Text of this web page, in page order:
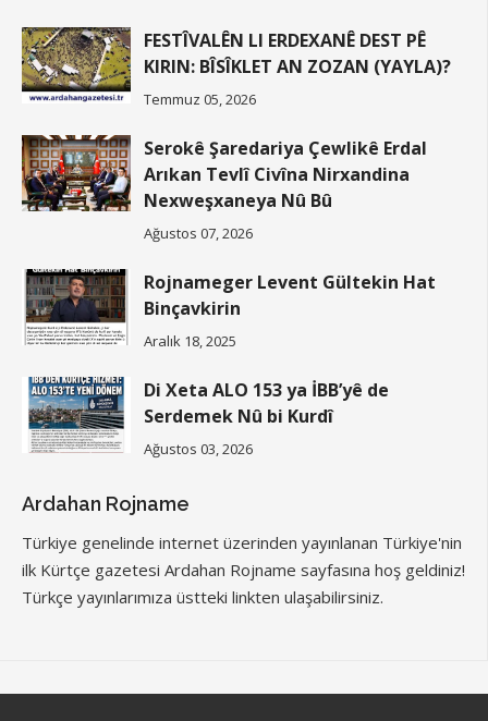
FESTÎVALÊN LI ERDEXANÊ DEST PÊ
KIRIN: BÎSÎKLET AN ZOZAN (YAYLA)?
Temmuz 05, 2026
Serokê Şaredariya Çewlikê Erdal
Arıkan Tevlî Civîna Nirxandina
Nexweşxaneya Nû Bû
Ağustos 07, 2026
Rojnameger Levent Gültekin Hat
Binçavkirin
Aralık 18, 2025
Di Xeta ALO 153 ya İBB’yê de
Serdemek Nû bi Kurdî
Ağustos 03, 2026
Ardahan Rojname
Türkiye genelinde internet üzerinden yayınlanan Türkiye'nin
ilk Kürtçe gazetesi Ardahan Rojname sayfasına hoş geldiniz!
Türkçe yayınlarımıza üstteki linkten ulaşabilirsiniz.